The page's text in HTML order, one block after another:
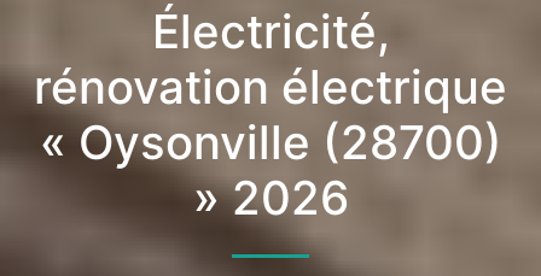
Électricité,
rénovation électrique
« Oysonville (28700)
» 2026